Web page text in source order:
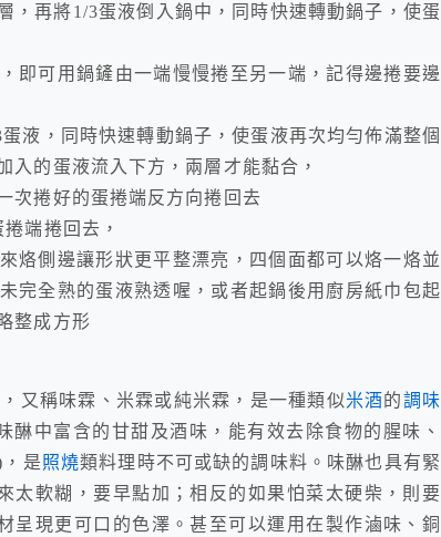
，再將1/3蛋液倒入鍋中，同時快速轉動鍋子，使蛋
即可用鍋鏟由一端慢慢捲至另一端，記得邊捲要邊
液，同時快速轉動鍋子，使蛋液再次均勻佈滿整個
入的蛋液流入下方，兩層才能黏合，
次捲好的蛋捲端反方向捲回去
端捲回去，
烙側邊讓形狀更平整漂亮，四個面都可以烙一烙並
完全熟的蛋液熟透喔，或者起鍋後用廚房紙巾包起
整成方形
，又稱味霖、米霖或純米霖，是一種類似米酒的調味
醂中富含的甘甜及酒味，能有效去除食物的腥味、
是照燒類料理時不可或缺的調味料。味醂也具有緊
太軟糊，要早點加；相反的如果怕菜太硬柴，則要
呈現更可口的色澤。甚至可以運用在製作滷味、銅